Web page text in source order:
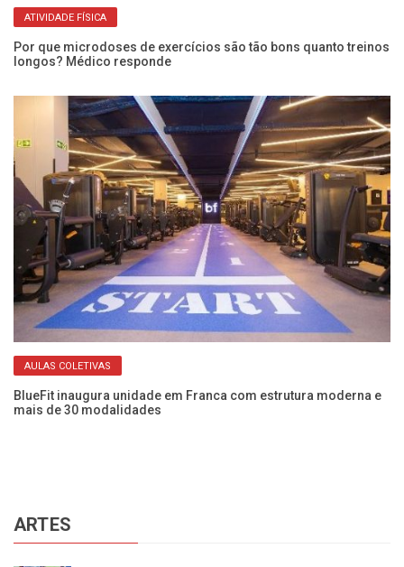
ATIVIDADE FÍSICA
Por que microdoses de exercícios são tão bons quanto treinos
longos? Médico responde
AULAS COLETIVAS
BlueFit inaugura unidade em Franca com estrutura moderna e
mais de 30 modalidades
ARTES